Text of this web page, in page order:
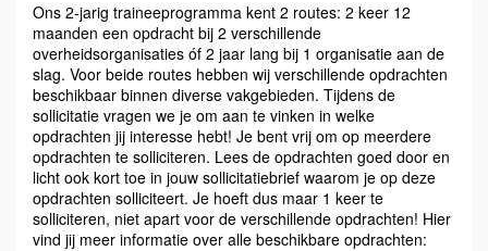
Ons 2-jarig traineeprogramma kent 2 routes: 2 keer 12
maanden een opdracht bij 2 verschillende
overheidsorganisaties óf 2 jaar lang bij 1 organisatie aan de
slag. Voor beide routes hebben wij verschillende opdrachten
beschikbaar binnen diverse vakgebieden. Tijdens de
sollicitatie vragen we je om aan te vinken in welke
opdrachten jij interesse hebt! Je bent vrij om op meerdere
opdrachten te solliciteren. Lees de opdrachten goed door en
licht ook kort toe in jouw sollicitatiebrief waarom je op deze
opdrachten solliciteert. Je hoeft dus maar 1 keer te
solliciteren, niet apart voor de verschillende opdrachten! Hier
vind jij meer informatie over alle beschikbare opdrachten: